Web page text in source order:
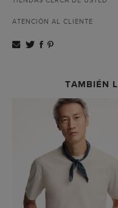
ATENCIÓN AL CLIENTE
TAMBIÉN